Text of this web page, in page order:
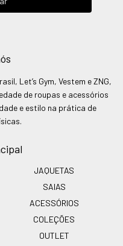
Let’s Gym, Vestem e ZNG,
de roupas e acessórios
e estilo na prática de
JAQUETAS
SAIAS
ACESSÓRIOS
COLEÇÕES
OUTLET